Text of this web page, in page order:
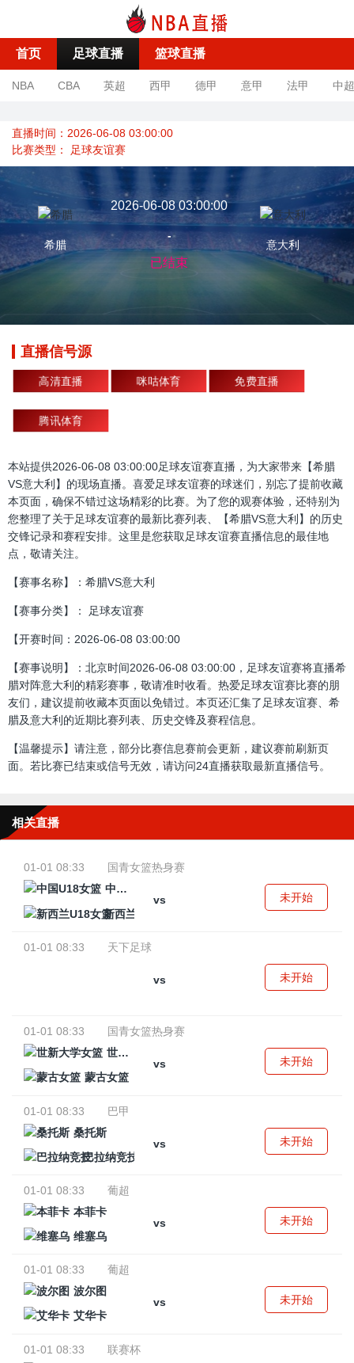
首页 足球直播 篮球直播
NBA CBA 英超 西甲 德甲 意甲 法甲 中超
直播时间：2026-06-08 03:00:00
比赛类型： 足球友谊赛
希腊
2026-06-08 03:00:00
-
已结束
意大利
直播信号源
高清直播 咪咕体育 免费直播
腾讯体育
本站提供2026-06-08 03:00:00足球友谊赛直播，为大家带来【希腊
VS意大利】的现场直播。喜爱足球友谊赛的球迷们，别忘了提前收藏
本页面，确保不错过这场精彩的比赛。为了您的观赛体验，还特别为
您整理了关于足球友谊赛的最新比赛列表、【希腊VS意大利】的历史
交锋记录和赛程安排。这里是您获取足球友谊赛直播信息的最佳地
点，敬请关注。
【赛事名称】：希腊VS意大利
【赛事分类】： 足球友谊赛
【开赛时间：2026-06-08 03:00:00
【赛事说明】：北京时间2026-06-08 03:00:00，足球友谊赛将直播希
腊对阵意大利的精彩赛事，敬请准时收看。热爱足球友谊赛比赛的朋
友们，建议提前收藏本页面以免错过。本页还汇集了足球友谊赛、希
腊及意大利的近期比赛列表、历史交锋及赛程信息。
【温馨提示】请注意，部分比赛信息赛前会更新，建议赛前刷新页
面。若比赛已结束或信号无效，请访问24直播获取最新直播信号。
相关直播
01-01 08:33
国青女篮热身赛
中国U18女篮
vs
新西兰U18女篮
未开始
01-01 08:33 天下足球
vs 未开始
01-01 08:33
国青女篮热身赛
世新大学女篮
vs
蒙古女篮
未开始
01-01 08:33
巴甲
桑托斯
vs
巴拉纳竞技
未开始
01-01 08:33
葡超
本菲卡
vs
维塞乌
未开始
01-01 08:33
葡超
波尔图
vs
艾华卡
未开始
01-01 08:33
联赛杯